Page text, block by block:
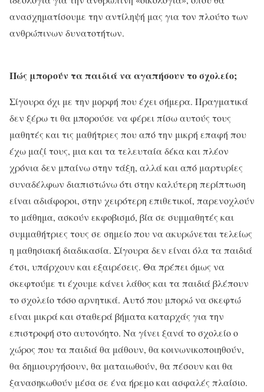
ανασχηματίσουμε την αντίληψή μας για τον πλούτο των
ανθρώπινων δυνατοτήτων.
Πώς μπορούν τα παιδιά να αγαπήσουν το σχολείο;
Σίγουρα όχι με την μορφή που έχει σήμερα. Πραγματικά
δεν ξέρω τι θα μπορούσε να φέρει πίσω αυτούς τους
μαθητές και τις μαθήτριες που από την μικρή επαφή που
έχω μαζί τους, μια και τα τελευταία δέκα και πλέον
χρόνια δεν μπαίνω στην τάξη, αλλά και από μαρτυρίες
συναδέλφων διαπιστώνω ότι στην καλύτερη περίπτωση
είναι αδιάφοροι, στην χειρότερη επιθετικοί, παρενοχλούν
το μάθημα, ασκούν εκφοβισμό, βία σε συμμαθητές και
συμμαθήτριες τους σε σημείο που να ακυρώνεται τελείως
η μαθησιακή διαδικασία. Σίγουρα δεν είναι όλα τα παιδιά
έτσι, υπάρχουν και εξαιρέσεις. Θα πρέπει όμως να
σκεφτούμε τι έχουμε κάνει λάθος και τα παιδιά βλέπουν
το σχολείο τόσο αρνητικά. Αυτό που μπορώ να σκεφτώ
είναι μικρά και σταθερά βήματα καταρχάς για την
επιστροφή στο αυτονόητο. Να γίνει ξανά το σχολείο ο
χώρος που τα παιδιά θα μάθουν, θα κοινωνικοποιηθούν,
θα δημιουργήσουν, θα ματαιωθούν, θα πέσουν και θα
ξανασηκωθούν μέσα σε ένα ήρεμο και ασφαλές πλαίσιο.